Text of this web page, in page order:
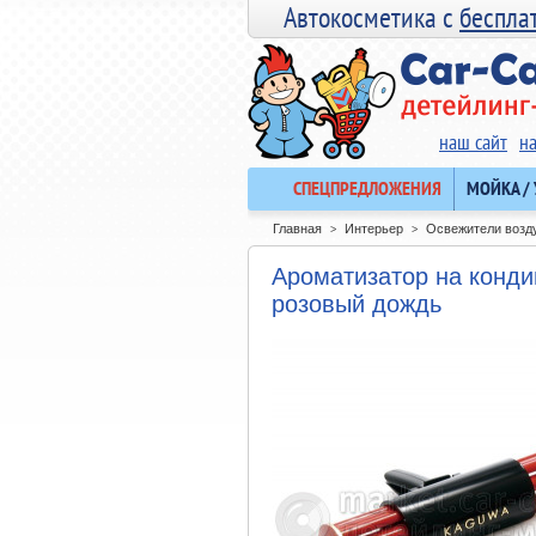
Автокосметика с
наш сайт
СПЕЦПРЕДЛОЖЕНИЯ МОЙКА /
Главная > Интерьер > Освежители
Ароматизатор на
розовый дождь